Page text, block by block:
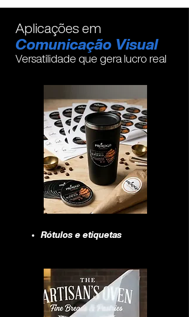
Aplicações em
Comunicação Visual
Versatilidade que gera lucro real
Rótulos e etiquetas